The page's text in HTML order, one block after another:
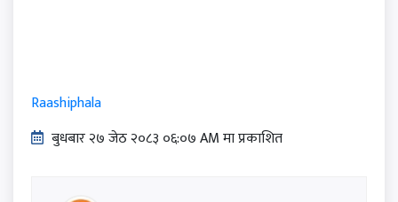
Raashiphala
बुधबार २७ जेठ २०८३ ०६:०७ AM मा प्रकाशित